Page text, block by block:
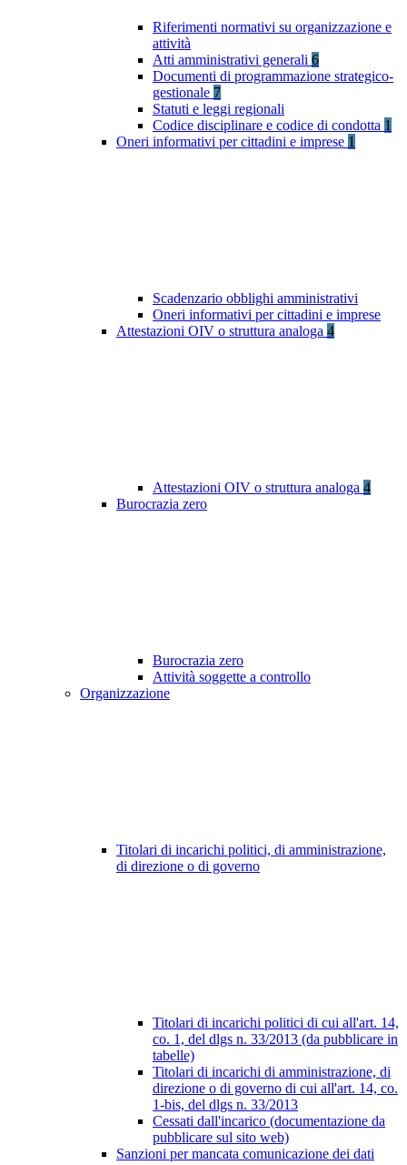
Riferimenti normativi su organizzazione e
attività
Atti amministrativi generali 6
Documenti di programmazione strategico-
gestionale 7
Statuti e leggi regionali
Codice disciplinare e codice di condotta 1
Oneri informativi per cittadini e imprese 1
Scadenzario obblighi amministrativi
Oneri informativi per cittadini e imprese
Attestazioni OIV o struttura analoga 4
Attestazioni OIV o struttura analoga 4
Burocrazia zero
Burocrazia zero
Attività soggette a controllo
Organizzazione
Titolari di incarichi politici, di amministrazione,
di direzione o di governo
Titolari di incarichi politici di cui all'art. 14,
co. 1, del dlgs n. 33/2013 (da pubblicare in
tabelle)
Titolari di incarichi di amministrazione, di
direzione o di governo di cui all'art. 14, co.
1-bis, del dlgs n. 33/2013
Cessati dall'incarico (documentazione da
pubblicare sul sito web)
Sanzioni per mancata comunicazione dei dati